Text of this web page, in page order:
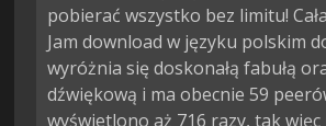
pobierać wszystko bez limitu!
Jam download w języku polskim
wyróżnia się doskonałą fabułą
dźwiękową i ma obecnie 59
wyświetlono aż 716 razy, tak